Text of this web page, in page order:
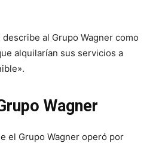
al Grupo Wagner como
alquilarían sus servicios a
Wagner
el Grupo Wagner operó por